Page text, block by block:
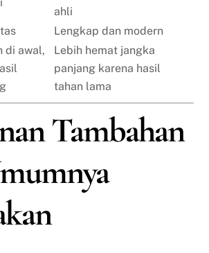
ahli
Lengkap dan modern
di awal,
Lebih hemat jangka
panjang karena hasil
tahan lama
Tambahan